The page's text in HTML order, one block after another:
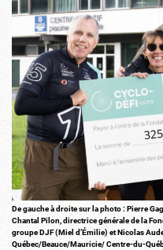
De gauche à droite sur la photo : Pierre
Chantal Pilon, directrice générale de la
groupe DJF (Miel d’Émilie) et Nicolas
Québec/Beauce/Mauricie/ Centre-du-